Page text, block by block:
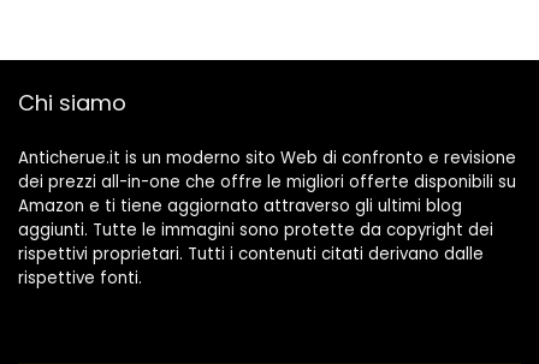
Chi siamo
Anticherue.it is un moderno sito Web di confronto e revisione
dei prezzi all-in-one che offre le migliori offerte disponibili su
Amazon e ti tiene aggiornato attraverso gli ultimi blog
aggiunti. Tutte le immagini sono protette da copyright dei
rispettivi proprietari. Tutti i contenuti citati derivano dalle
rispettive fonti.